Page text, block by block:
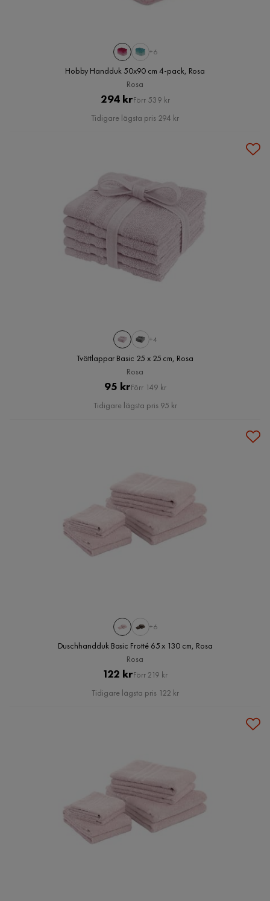
+6
Hobby Handduk 50x90 cm 4-pack, Rosa
Rosa
Pris
294 krOriginal
Pris
Förr 539 kr
Tidigare lägsta pris 294 kr
+4
Tvättlappar Basic 25 x 25 cm, Rosa
Rosa
Pris
95 kr Original
Pris
Förr 149 kr
Tidigare lägsta pris 95 kr
+6
Duschhandduk Basic Frotté 65 x 130 cm, Rosa
Rosa
Pris
122 krOriginal
Pris
Förr 219 kr
Tidigare lägsta pris 122 kr